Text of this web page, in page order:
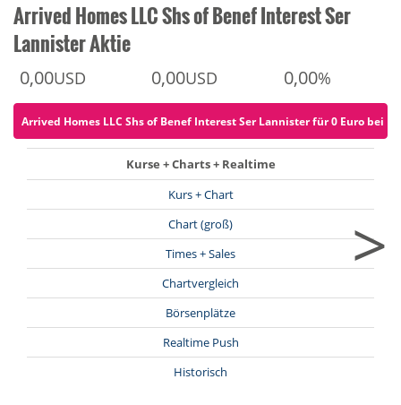
Arrived Homes LLC Shs of Benef Interest Ser
Lannister Aktie
0,00USD 0,00USD 0,00%
Arrived Homes LLC Shs of Benef Interest Ser Lannister für 0 Euro bei
Kurse + Charts + Realtime
Kurs + Chart
Chart (groß)
Times + Sales
Chartvergleich
Börsenplätze
Realtime Push
Historisch
>